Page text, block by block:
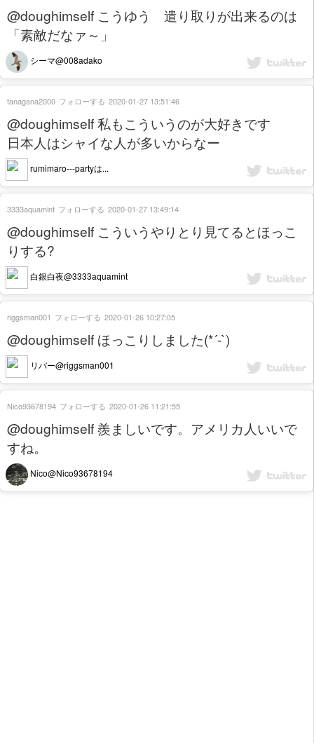
@doughimself こうゆう 遣り取りが出来るのは
「素敵だなァ～」
シーマ@008adako
@doughimself 私もこういうのが大好きです
日本人はシャイな人が多いからなー
rumimaro---partyは...
tanagana2000 フォローする 2020-01-27 13:51:46
@doughimself こういうやりとり見てるとほっこ
りする?
白銀白夜@3333aquamint
3333aquamint フォローする 2020-01-27 13:49:14
@doughimself ほっこりしました(*´-`)
リバー@riggsman001
riggsman001 フォローする 2020-01-26 10:27:05
@doughimself 羨ましいです。アメリカ人いいで
すね。
Nico@Nico93678194
Nico93678194 フォローする 2020-01-26 11:21:55